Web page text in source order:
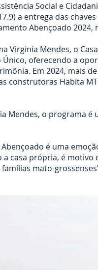
Social e
a entrega das
Abençoado 2024,
Virginia Mendes, o
oferecendo a
Em 2024, mais
construtoras Habita
Mendes, o programa
é uma
casa própria, é
mato-